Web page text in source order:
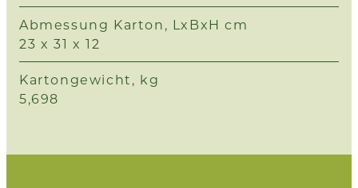
Abmessung Karton, LxBxH cm
23 x 31 x 12
Kartongewicht, kg
5,698